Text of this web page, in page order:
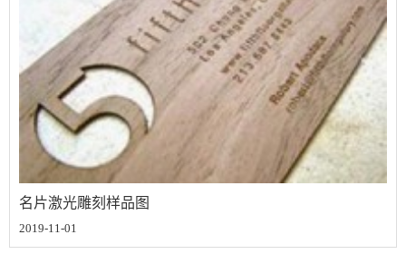
名片激光雕刻样品图
2019-11-01